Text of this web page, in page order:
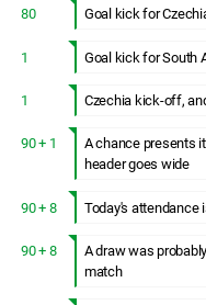
80 Goal kick for
1 Goal kick for South
1 Czechia kick-off,
90 + 1
A chance presents
header goes wide
90 + 8 Today's attendance
90 + 8
A draw was
match